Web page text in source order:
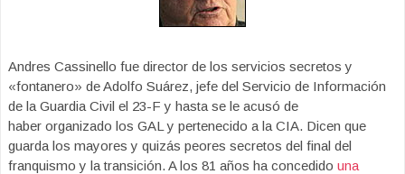
Andres Cassinello fue director de los servicios secretos y
«fontanero» de Adolfo Suárez, jefe del Servicio de Información
de la Guardia Civil el 23-F y hasta se le acusó de
haber organizado los GAL y pertenecido a la CIA. Dicen que
guarda los mayores y quizás peores secretos del final del
franquismo y la transición. A los 81 años ha concedido una